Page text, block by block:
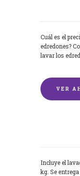
Cuál es el
edredones?
lavar los
VER
Incluye el
kg. Se